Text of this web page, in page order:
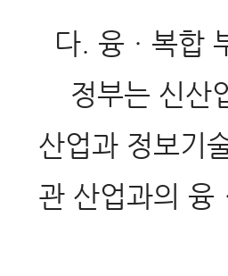
다. 융ㆍ복합
정부는 신산
산업과 정보기
관 산업과의 융